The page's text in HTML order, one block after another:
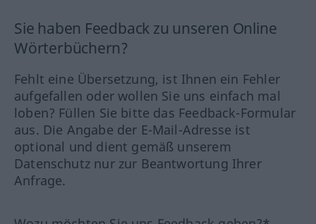
Sie haben Feedback zu unseren Online
Wörterbüchern?
Fehlt eine Übersetzung, ist Ihnen ein Fehler
aufgefallen oder wollen Sie uns einfach mal
loben? Füllen Sie bitte das Feedback-Formular
aus. Die Angabe der E-Mail-Adresse ist
optional und dient gemäß unserem
Datenschutz nur zur Beantwortung Ihrer
Anfrage.